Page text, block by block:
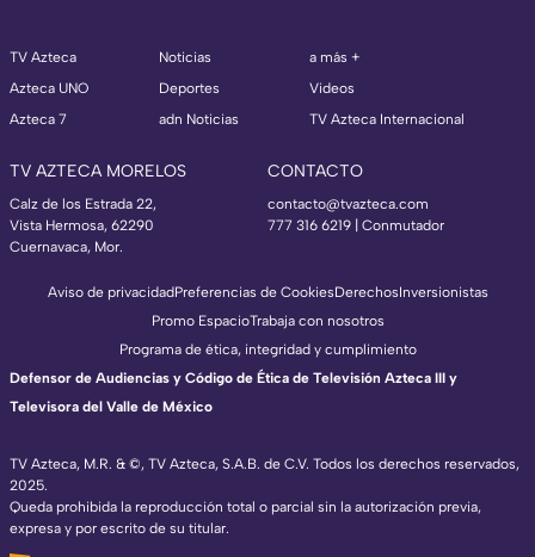
TV Azteca
Azteca UNO
Azteca 7
Noticias
Deportes
adn Noticias
a más +
Videos
TV Azteca Internacional
TV AZTECA MORELOS
Calz de los Estrada 22,
Vista Hermosa, 62290
Cuernavaca, Mor.
CONTACTO
contacto@tvazteca.com
777 316 6219 | Conmutador
TV Azteca, M.R. & ©, TV Azteca, S.A.B. de C.V. Todos los derechos reservados,
2025.
Queda prohibida la reproducción total o parcial sin la autorización previa,
expresa y por escrito de su titular.
Aviso de privacidadPreferencias de CookiesDerechosInversionistas
Promo EspacioTrabaja con nosotros
Programa de ética, integridad y cumplimiento
Defensor de Audiencias y Código de Ética de Televisión Azteca III y
Televisora del Valle de México